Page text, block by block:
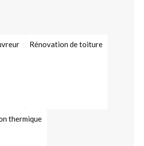
Rénovation de toiture
thermique